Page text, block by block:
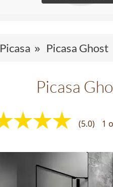
Picasa Picasa Ghost
Picasa
(5.0) 1